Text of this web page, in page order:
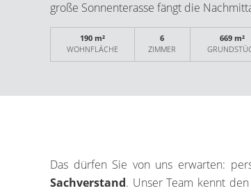
große Sonnenterasse fängt die
besonderem Maße ein. Insgesamt ist
mit Raumbedarf zur Realisierung
Grundstück ist rundum eingefriedet.
Die Immobilie ist in Massivbauweise
Renovierungsmaßnahmen in
Optimierungen opportun. Das Objekt
190 m²
WOHNFLÄCHE
6
ZIMMER
669 m²
Das dürfen Sie von uns erwarten:
Sachverstand. Unser Team kennt